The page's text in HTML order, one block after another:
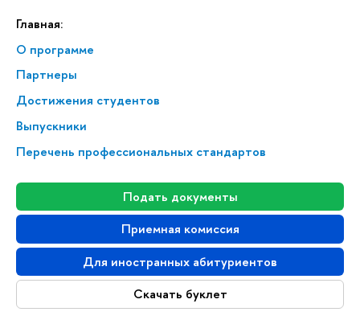
Главная:
О программе
Партнеры
Достижения студентов
Выпускники
Перечень профессиональных стандартов
Подать документы
Приемная комиссия
Для иностранных абитуриентов
Скачать буклет